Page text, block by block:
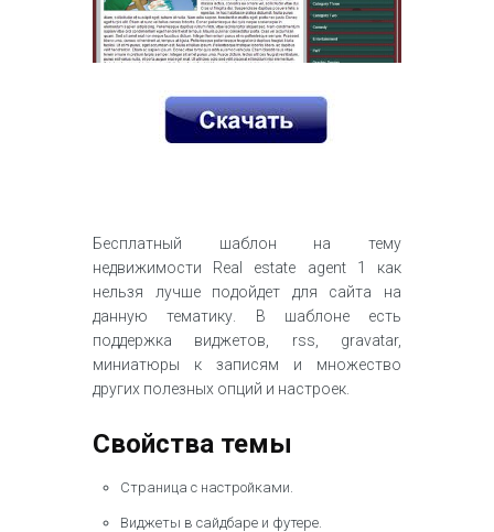
Бесплатный шаблон на тему
недвижимости Real estate agent 1 как
нельзя лучше подойдет для сайта на
данную тематику. В шаблоне есть
поддержка виджетов, rss, gravatar,
миниатюры к записям и множество
других полезных опций и настроек.
Свойства темы
Страница с настройками.
Виджеты в сайдбаре и футере.